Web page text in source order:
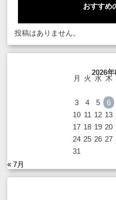
おすすめ
投稿はありません。
2026年
月 火 水 木
3
4 5 6
10 11 12 13
17 18 19 20
24 25 26 27
31
« 7月